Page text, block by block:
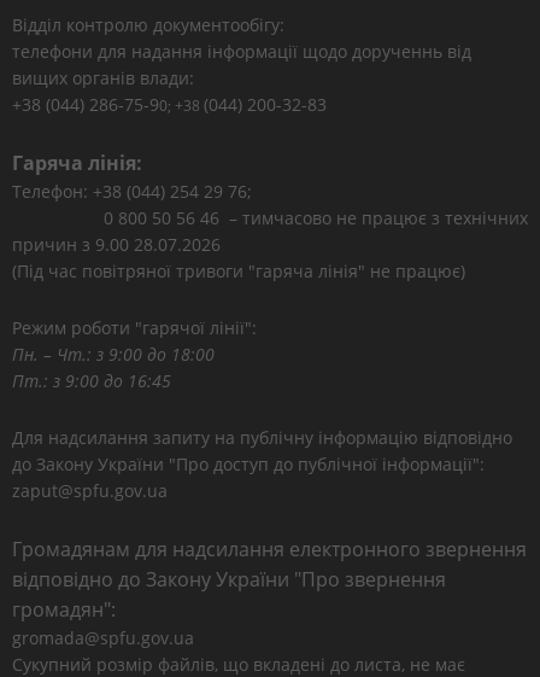
Відділ контролю документообігу:
телефони для надання інформації щодо дорученнь від
вищих органів влади:
+38 (044) 286-75-90; +38 (044) 200-32-83
Гаряча лінія:
Телефон: +38 (044) 254 29 76;
0 800 50 56 46 – тимчасово не працює з технічних
причин з 9.00 28.07.2026
(Під час повітряної тривоги "гаряча лінія" не працює)
Режим роботи "гарячої лінії":
Пн. – Чт.: з 9:00 до 18:00
Пт.: з 9:00 до 16:45
Для надсилання запиту на публічну інформацію відповідно
до Закону України "Про доступ до публічної інформації":
zaput@spfu.gov.ua
Громадянам для надсилання електронного звернення
відповідно до Закону України "Про звернення
громадян":
gromada@spfu.gov.ua
Сукупний розмір файлів, що вкладені до листа, не має